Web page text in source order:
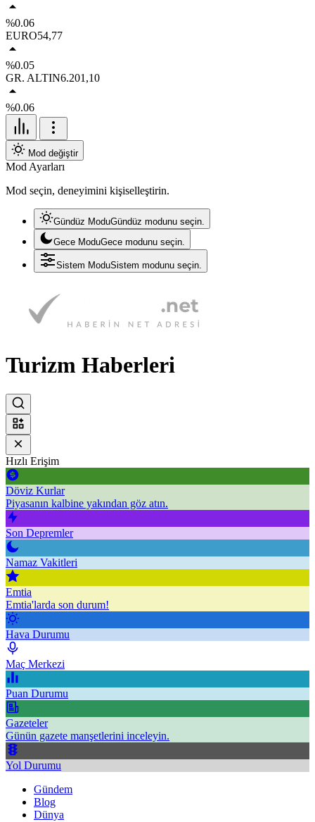
%0.06
EURO54,77
%0.05
GR. ALTIN6.201,10
%0.06
Mod değiştir
Mod Ayarları
Mod seçin, deneyimini kişiselleştirin.
Gündüz ModuGündüz modunu seçin.
Gece ModuGece modunu seçin.
Sistem ModuSistem modunu seçin.
Turizm Haberleri
Hızlı Erişim
Döviz Kurlar
Piyasanın kalbine yakından göz atın.
Son Depremler
Namaz Vakitleri
Emtia
Emtia'larda son durum!
Hava Durumu
Maç Merkezi
Puan Durumu
Gazeteler
Günün gazete manşetlerini inceleyin.
Yol Durumu
Gündem
Blog
Dünya